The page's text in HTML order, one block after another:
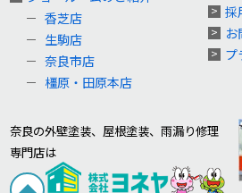
香芝店
生駒店
奈良市店
橿原・田原本店
採
お
プ
奈良の外壁塗装、屋根塗装、雨漏り修理
専門店は